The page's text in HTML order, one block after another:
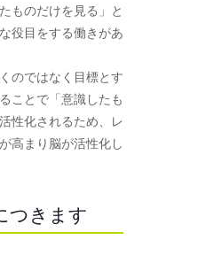
ものだけを見る」と
役目をする働きがあ
のではなく目標とす
ことで「意識したも
性化されるため、レ
高まり脳が活性化し
つきます